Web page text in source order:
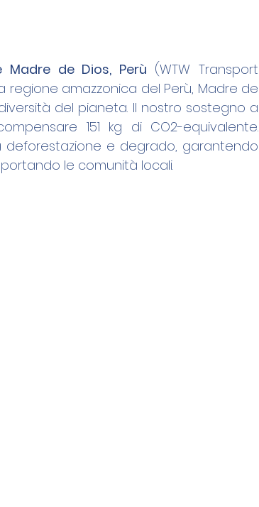
Madre de Dios, Perù (WTW Transport
regione amazzonica del Perù, Madre de
del pianeta. Il nostro sostegno a
151 kg di CO2-equivalente.
e degrado, garantendo
le comunità locali.